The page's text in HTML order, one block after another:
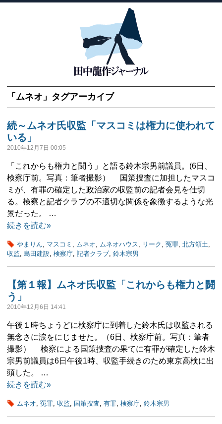
「 ムネオ 」タグアーカイブ
続～ムネオ氏収監「マスコミは権力に使われて
いる」
2010年12月7日 00:05
「これからも権力と闘う」と語る鈴木宗男前議員。(6日、
検察庁前。写真：筆者撮影） 国策捜査に加担したマスコ
ミが、有罪の確定した政治家の収監前の記者会見を仕切
る。検察と記者クラブの不適切な関係を象徴するような光
景だった。 …
続きを読む»
やまりん, マスコミ , ムネオ, ムネオハウス, リーク , 冤罪, 北方領土,
収監, 島田建設, 検察庁, 記者クラブ, 鈴木宗男
【第１報】ムネオ氏収監「これからも権力と闘
う」
2010年12月6日 14:41
午後１時ちょうどに検察庁に到着した鈴木氏は収監される
無念さに涙をにじませた。（6日、検察庁前。写真：筆者
撮影） 検察による国策捜査の果てに有罪が確定した鈴木
宗男前議員は6日午後1時、収監手続きのため東京高検に出
頭した。 …
続きを読む»
ムネオ, 冤罪, 収監, 国策捜査, 有罪, 検察庁, 鈴木宗男